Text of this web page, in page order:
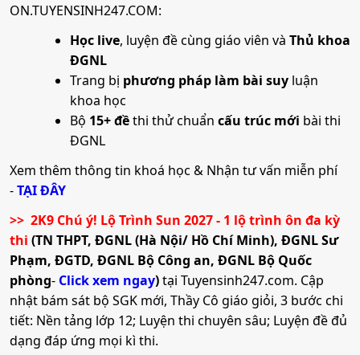
18. Đầu tư tài chính
Mã ngành:7340204C
Chỉ tiêu:50
• Phương thức xét tuyển:Ưu TiênĐT THPTHọc BạĐGTD
ĐGNL HN
• Tổ hợp:A01; C04; D01; X25; K00; Q00
19. Kế toán
•Mã ngành:7340301A
•Chỉ tiêu:330
• Phương thức xét tuyển: Ưu TiênĐT THPTHọc BạĐGTD
BKĐGNL HN
Đối với phương thức xét tuyển 200
Hồ sơ gồm:
(1). Phiếu đăng ký xét tuyển (có mẫu 01 kèm theo);
(2). Căn cước công dân (Bản sao có công chứng);
(3). Bản sao có công chứng Bằng tốt nghiệp THPT (chỉ
(4). Học bạ THPT (Bản sao có công chứng);
(5). Giấy chứng nhận ưu tiên (nếu có).
Đối với phương thức xét tuyển 402
Hồ sơ gồm:
(1). Phiếu đăng ký xét tuyển (có mẫu 01 kèm theo);
(2). Căn cước công dân (Bản sao có công chứng);
ON.TUYENSINH247.COM:
Học live, luyện đề cùng giáo viên và Thủ khoa
ĐGNL
Trang bị phương pháp làm bài suy luận
khoa học
Bộ 15+ đềthi thử chuẩn cấu trúc mới bài thi
ĐGNL
Xem thêm thông tin khoá học & Nhận tư vấn miễn phí
-TẠI ĐÂY
>> 2K9 Chú ý! Lộ Trình Sun 2027 - 1 lộ trình ôn đa kỳ
thi (TN THPT, ĐGNL (Hà Nội/ Hồ Chí Minh), ĐGNL Sư
Phạm, ĐGTD, ĐGNL Bộ Công an, ĐGNL Bộ Quốc
phòng- Click xem ngay)tại Tuyensinh247.com. Cập
nhật bám sát bộ SGK mới, Thầy Cô giáo giỏi, 3 bước chi
tiết: Nền tảng lớp 12; Luyện thi chuyên sâu; Luyện đề đủ
dạng đáp ứng mọi kì thi.